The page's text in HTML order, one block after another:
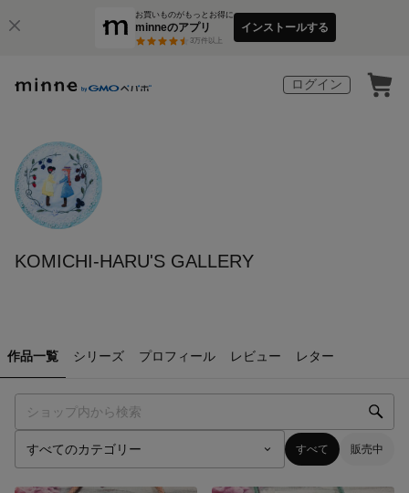
お買いものがもっとお得に
minneのアプリ
3万件以上
インストールする
ログイン
KOMICHI-HARU'S GALLERY
作品一覧 シリーズ プロフィール レビュー レター
すべて 販売中